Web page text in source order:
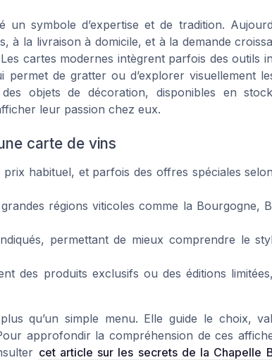
symbole d’expertise et de tradition.
à la livraison à domicile, et à la demande
cartes modernes intègrent parfois des outils
de gratter ou d’explorer visuellement
objets de décoration, disponibles en
leur passion chez eux.
carte de vins
habituel, et parfois des offres spéciales
régions viticoles comme la Bourgogne,
permettant de mieux comprendre le
des produits exclusifs ou des éditions
qu’un simple menu. Elle guide le choix,
approfondir la compréhension de ces
cet article sur les secrets de la Chapelle